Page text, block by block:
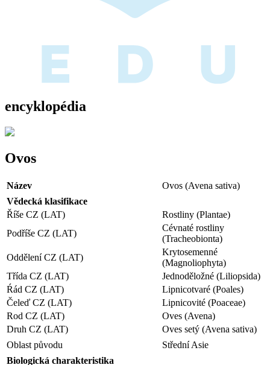
encyklopédia
Ovos
Název
Ovos (Avena sativa)
Vědecká klasifikace
Říše CZ (LAT)
Rostliny (Plantae)
Podříše CZ (LAT)
Cévnaté rostliny
(Tracheobionta)
Oddělení CZ (LAT)
Krytosemenné
(Magnoliophyta)
Třída CZ (LAT)
Jednoděložné (Liliopsida)
Ŕád CZ (LAT)
Lipnicotvaré (Poales)
Čeleď CZ (LAT)
Lipnicovité (Poaceae)
Rod CZ (LAT)
Oves (Avena)
Druh CZ (LAT)
Oves setý (Avena sativa)
Oblast původu
Střední Asie
Biologická charakteristika